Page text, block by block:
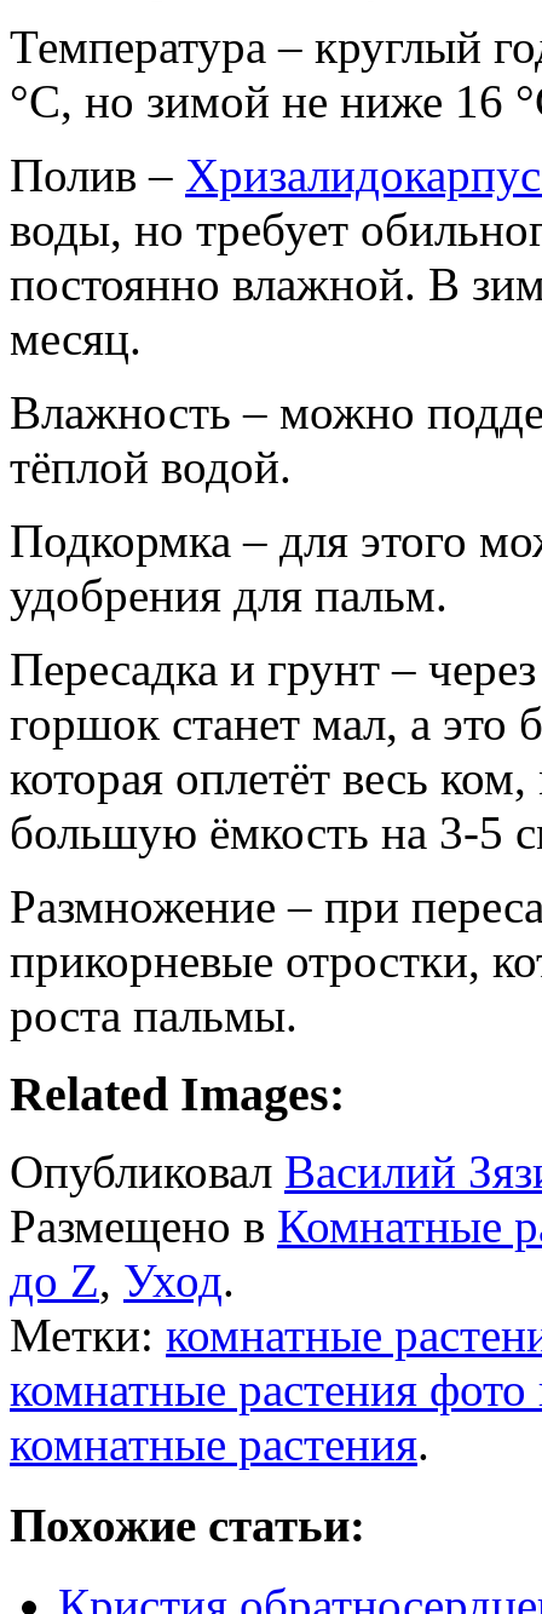
Температура – круглый
°С, но зимой не ниже 16
Полив –
воды, но требует
постоянно влажной. В
месяц.
Влажность – можно
тёплой водой.
Подкормка – для этого
удобрения для пальм.
Пересадка и грунт –
горшок станет мал, а это
которая оплетёт весь
большую ёмкость на 3-5
Размножение – при
прикорневые отростки,
роста пальмы.
Related Images:
Опубликовал Василий
Размещено в Комнатные
до Z, Уход.
Метки: комнатные
комнатные растения фото
комнатные растения.
Похожие статьи: